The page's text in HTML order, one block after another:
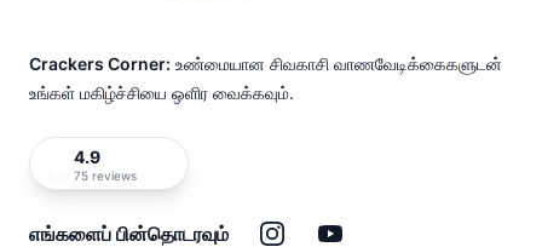
Crackers Corner: உண்மையான சிவகாசி வாணவேடிக்கைகளுடன்
உங்கள் மகிழ்ச்சியை ஒளிர வைக்கவும்.
4.9
75 reviews
எங்களைப் பின்தொடரவும் இன்ஸ்டாகிராம்
யூடியூப்